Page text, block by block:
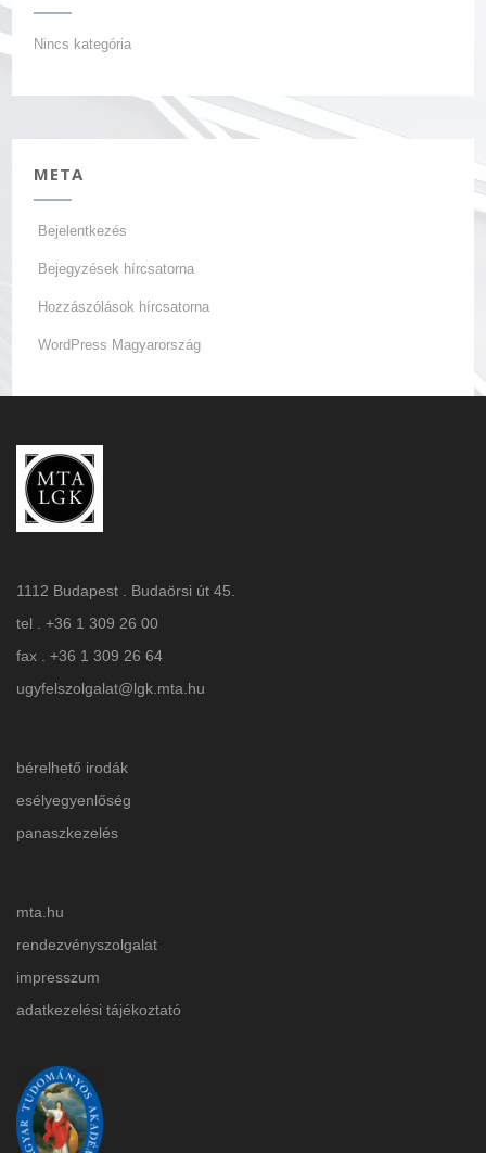
Nincs kategória
META
Bejelentkezés
Bejegyzések hírcsatorna
Hozzászólások hírcsatorna
WordPress Magyarország
1112 Budapest . Budaörsi út 45.
tel . +36 1 309 26 00
fax . +36 1 309 26 64
ugyfelszolgalat@lgk.mta.hu
bérelhető irodák
esélyegyenlőség
panaszkezelés
mta.hu
rendezvényszolgalat
impresszum
adatkezelési tájékoztató